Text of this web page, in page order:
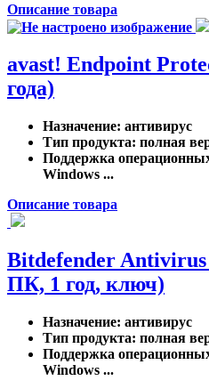
Описание товара
avast! Endpoint
года)
Назначение: антивирус
Тип продукта: полная
Поддержка
Windows ...
Описание товара
Bitdefender Antivirus
ПК, 1 год, ключ)
Назначение: антивирус
Тип продукта: полная
Поддержка
Windows ...